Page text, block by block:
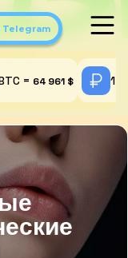
Telegram
= 64 961 $ 1